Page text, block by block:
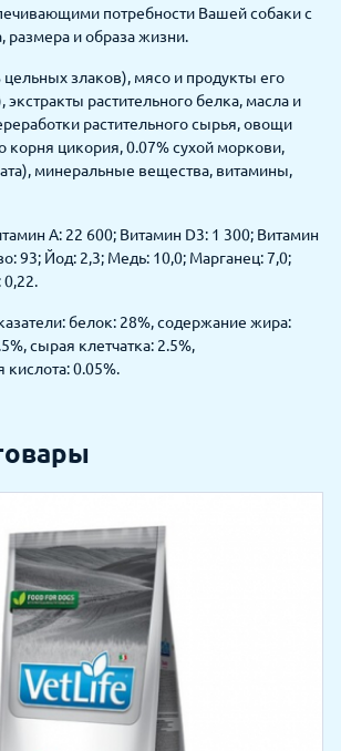
потребности Вашей собаки с
размера и образа жизни.
цельных злаков), мясо и продукты его
экстракты растительного белка, масла и
растительного сырья, овощи
корня цикория, 0.07% сухой моркови,
минеральные вещества, витамины,
А: 22 600; Витамин D3: 1 300; Витамин
93; Йод: 2,3; Медь: 10,0; Марганец: 7,0;
0,22.
белок: 28%, содержание жира:
сырая клетчатка: 2.5%,
кислота: 0.05%.